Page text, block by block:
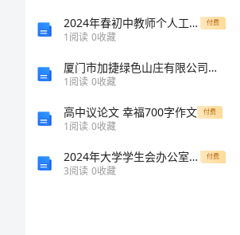
2024
2024年春初中教师个人工作计划 付费
1阅读 0收藏
厦门市加捷绿色山庄有限公司介绍企业发展分析报告
1阅读 0收藏
高中议论文 幸福700字作文 付费
1阅读 0收藏
2024年大学学生会办公室工作计划表 付费
3阅读 0收藏